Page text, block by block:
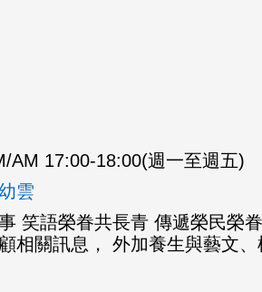
AM 17:00-18:00(週一至週五)
雲
笑語榮眷共長青 傳遞榮民榮
相關訊息， 外加養生與藝文